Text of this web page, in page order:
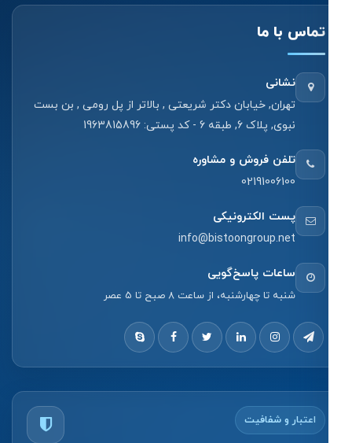
تماس با ما
نشانی
تهران, خیابان دکتر شریعتی , بالاتر از پل رومی , بن بست
نبوی, پلاک 6, طبقه 6 - کد پستی: 1963815896
تلفن فروش و مشاوره
02191006100
پست الکترونیکی
info@bistoongroup.net
ساعات پاسخ‌گویی
شنبه تا چهارشنبه، از ساعت 8 صبح تا 5 عصر
اعتبار و شفافیت